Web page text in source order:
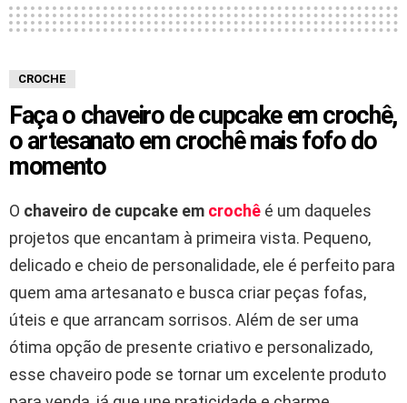
CROCHE
Faça o chaveiro de cupcake em crochê,
o artesanato em crochê mais fofo do
momento
O chaveiro de cupcake em crochê é um daqueles
projetos que encantam à primeira vista. Pequeno,
delicado e cheio de personalidade, ele é perfeito para
quem ama artesanato e busca criar peças fofas,
úteis e que arrancam sorrisos. Além de ser uma
ótima opção de presente criativo e personalizado,
esse chaveiro pode se tornar um excelente produto